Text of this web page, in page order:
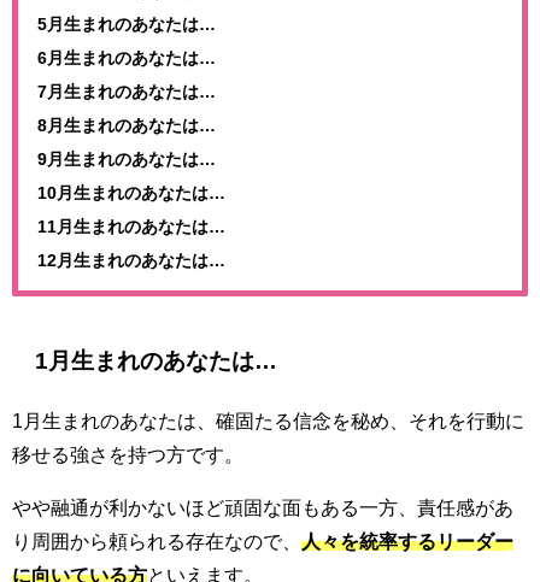
5月生まれのあなたは…
6月生まれのあなたは…
7月生まれのあなたは…
8月生まれのあなたは…
9月生まれのあなたは…
10月生まれのあなたは…
11月生まれのあなたは…
12月生まれのあなたは…
1月生まれのあなたは…
1月生まれのあなたは、確固たる信念を秘め、それを行動に
移せる強さを持つ方です。
やや融通が利かないほど頑固な面もある一方、責任感があ
り周囲から頼られる存在なので、 人々を統率するリーダー
に向いている方といえます。